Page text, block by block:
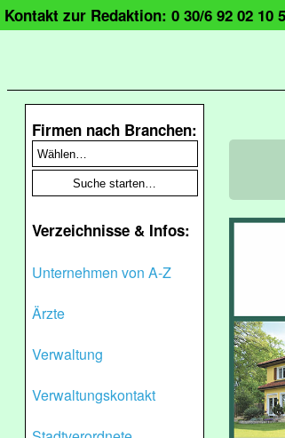
Kontakt zur Redaktion: 0 30/6 92 02 10
Firmen nach Branchen:
Verzeichnisse & Infos:
Unternehmen von A-Z
Ärzte
Verwaltung
Verwaltungskontakt